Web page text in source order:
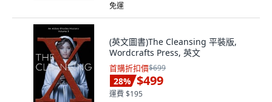
免運
(英文圖書)The Cleansing 平裝版,
Wordcrafts Press, 英文
首購折扣價$699
28% $499
運費 $195